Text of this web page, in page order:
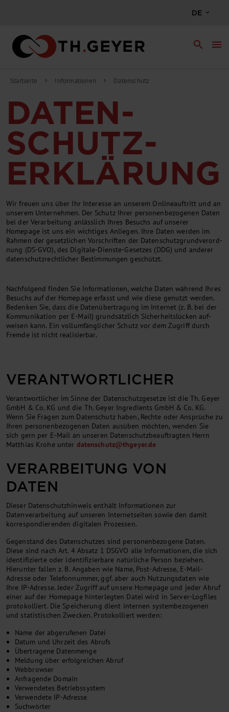
DE
search menu
Startseite chevron_right Informationen chevron_right Datenschutz
DATEN­
SCHUTZ­
ERKLÄRUNG
Wir freuen uns über Ihr Interesse an unserem Onlineauftritt und an
unserem Unternehmen. Der Schutz Ihrer personen­bezogenen Daten
bei der Verar­beitung anlässlich Ihres Besuchs auf unserer
Homepage ist uns ein wichtiges Anliegen. Ihre Daten werden im
Rahmen der gesetz­lichen Vor­schrif­ten der Daten­schutz­grund­verord­
nung (DS-GVO), des Digitale-Dienste-Gesetzes (DDG) und anderer
daten­schutz­rechtli­cher Be­stim­mungen geschützt.
Nachfolgend finden Sie Informationen, welche Daten während Ihres
Besuchs auf der Homepage erfasst und wie diese genutzt werden.
Bedenken Sie, dass die Daten­über­tragung im Internet (z. B. bei der
Kommunikation per E-Mail) grund­sätz­lich Sicher­heitslücken auf­
weisen kann. Ein vollumfänglicher Schutz vor dem Zugriff durch
Fremde ist nicht realisierbar.
VERANTWORTLICHER
Verantwortlicher im Sinne der Datenschutzgesetze ist die Th. Geyer
GmbH & Co. KG und die Th. Geyer Ingredients GmbH & Co. KG.
Wenn Sie Fragen zum Datenschutz haben, Rechte oder Ansprüche zu
Ihren personenbezogenen Daten ausüben möchten, wenden Sie
sich gern per E-Mail an unseren Datenschutzbeauftragten Herrn
Matthias Krohe unter datenschutz@thgeyer.de
VERARBEITUNG VON
DATEN
Dieser Datenschutzhinweis enthält Informationen zur
Datenverarbeitung auf unseren Internetseiten sowie den damit
korrespondierenden digitalen Prozessen.
Gegenstand des Datenschutzes sind personenbezogene Daten.
Diese sind nach Art. 4 Absatz 1 DSGVO alle Informationen, die sich
identifizierte oder identifizierbare natürliche Person beziehen.
Hierunter fallen z. B. Angaben wie Name, Post-Adresse, E-Mail-
Adresse oder Telefonnummer, ggf. aber auch Nutzungsdaten wie
Ihre IP-Adresse. Jeder Zugriff auf unsere Homepage und jeder Abruf
einer auf der Homepage hinterlegten Datei wird in Server-Logfiles
protokolliert. Die Speicherung dient internen systembezogenen
und statistischen Zwecken. Protokolliert werden:
Name der abgerufenen Datei
Datum und Uhrzeit des Abrufs
Übertragene Datenmenge
Meldung über erfolgreichen Abruf
Webbrowser
Anfragende Domain
Verwendetes Betriebssystem
Verwendete IP-Adresse
Suchwörter